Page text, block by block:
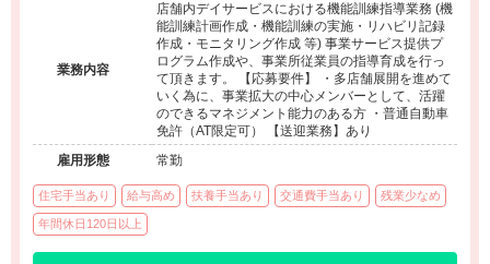
業務内容
店舗内デイサービスにおける機能訓練指導業務 (機
能訓練計画作成・機能訓練の実施・リハビリ記録
作成・モニタリング作成 等) 事業サービス提供プ
ログラム作成や、事業所従業員の指導育成を行っ
て頂きます。 【応募要件】 ・多店舗展開を進めて
いく為に、事業拡大の中心メンバーとして、活躍
のできるマネジメント能力のある方 ・普通自動車
免許（AT限定可） 【送迎業務】あり
雇用形態
常勤
住宅手当あり 給与高め 扶養手当あり 交通費手当あり 残業少なめ
年間休日120日以上